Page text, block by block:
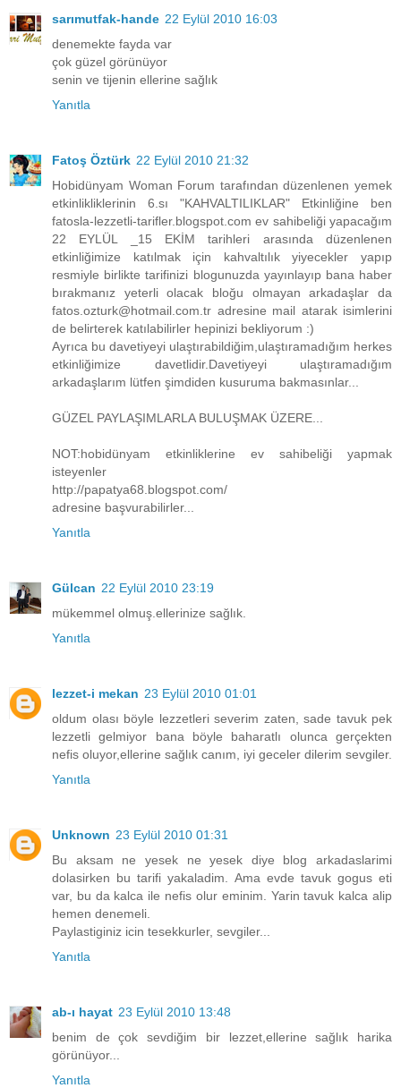
sarımutfak-hande 22 Eylül 2010 16:03
denemekte fayda var
çok güzel görünüyor
senin ve tijenin ellerine sağlık
Yanıtla
Fatoş Öztürk 22 Eylül 2010 21:32
Hobidünyam Woman Forum tarafından düzenlenen yemek
etkinlikliklerinin 6.sı "KAHVALTILIKLAR" Etkinliğine ben
fatosla-lezzetli-tarifler.blogspot.com ev sahibeliği yapacağım
22 EYLÜL _15 EKİM tarihleri arasında düzenlenen
etkinliğimize katılmak için kahvaltılık yiyecekler yapıp
resmiyle birlikte tarifinizi blogunuzda yayınlayıp bana haber
bırakmanız yeterli olacak bloğu olmayan arkadaşlar da
fatos.ozturk@hotmail.com.tr adresine mail atarak isimlerini
de belirterek katılabilirler hepinizi bekliyorum :)
Ayrıca bu davetiyeyi ulaştırabildiğim,ulaştıramadığım herkes
etkinliğimize davetlidir.Davetiyeyi ulaştıramadığım
arkadaşlarım lütfen şimdiden kusuruma bakmasınlar...
GÜZEL PAYLAŞIMLARLA BULUŞMAK ÜZERE...
NOT:hobidünyam etkinliklerine ev sahibeliği yapmak
isteyenler
http://papatya68.blogspot.com/
adresine başvurabilirler...
Yanıtla
Gülcan 22 Eylül 2010 23:19
mükemmel olmuş.ellerinize sağlık.
Yanıtla
lezzet-i mekan 23 Eylül 2010 01:01
oldum olası böyle lezzetleri severim zaten, sade tavuk pek
lezzetli gelmiyor bana böyle baharatlı olunca gerçekten
nefis oluyor,ellerine sağlık canım, iyi geceler dilerim sevgiler.
Yanıtla
Unknown 23 Eylül 2010 01:31
Bu aksam ne yesek ne yesek diye blog arkadaslarimi
dolasirken bu tarifi yakaladim. Ama evde tavuk gogus eti
var, bu da kalca ile nefis olur eminim. Yarin tavuk kalca alip
hemen denemeli.
Paylastiginiz icin tesekkurler, sevgiler...
Yanıtla
ab-ı hayat 23 Eylül 2010 13:48
benim de çok sevdiğim bir lezzet,ellerine sağlık harika
görünüyor...
Yanıtla